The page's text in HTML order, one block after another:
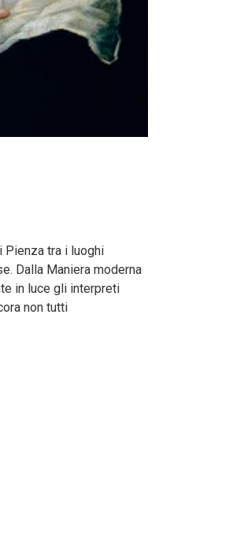
Pienza tra i luoghi
Dalla Maniera moderna
in luce gli interpreti
non tutti